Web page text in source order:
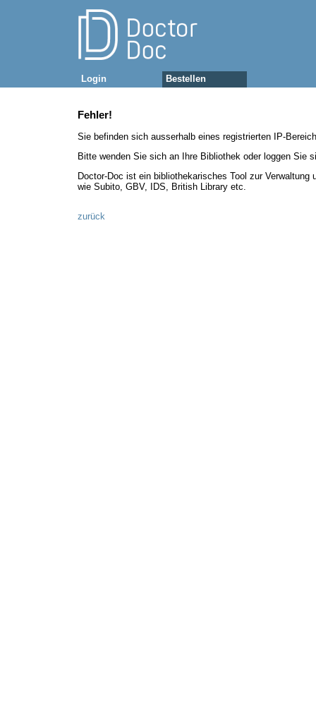
Login Bestellen
Fehler!
Sie befinden sich ausserhalb eines registrierten IP-
Bitte wenden Sie sich an Ihre Bibliothek oder loggen Sie
Doctor-Doc ist ein bibliothekarisches Tool zur
wie Subito, GBV, IDS, British Library etc.
zurück